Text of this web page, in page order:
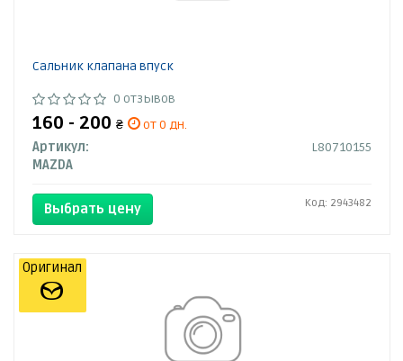
Сальник клапана впуск
0 отзывов
160 - 200 ₴
от 0 дн.
Артикул:
L80710155
MAZDA
Выбрать цену Код: 2943482
Оригинал